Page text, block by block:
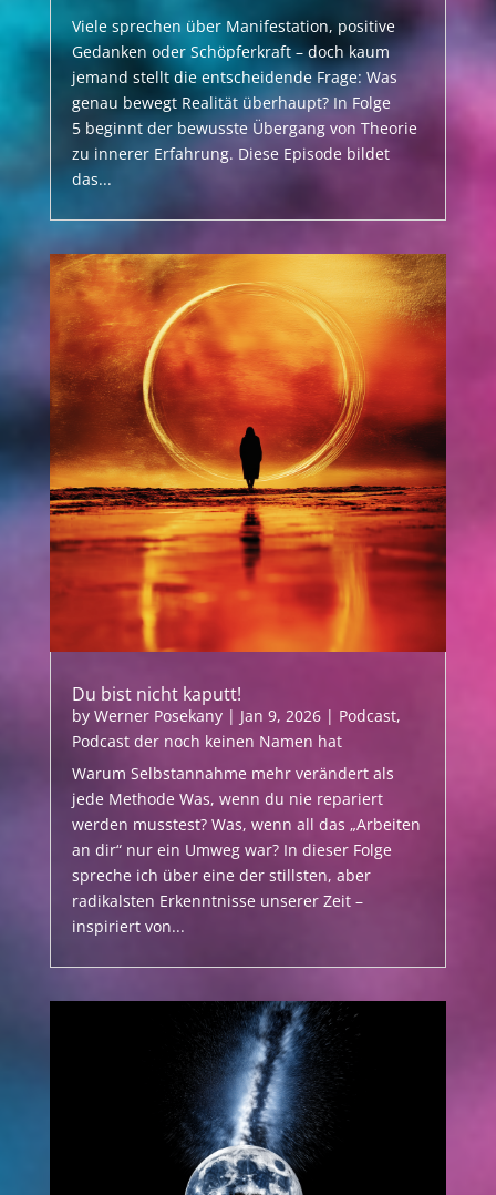
Viele sprechen über Manifestation, positive
Gedanken oder Schöpferkraft – doch kaum
jemand stellt die entscheidende Frage: Was
genau bewegt Realität überhaupt? In Folge
5 beginnt der bewusste Übergang von Theorie
zu innerer Erfahrung. Diese Episode bildet
das...
Du bist nicht kaputt!
by Werner Posekany| Jan 9, 2026| Podcast,
Podcast der noch keinen Namen hat
Warum Selbstannahme mehr verändert als
jede Methode Was, wenn du nie repariert
werden musstest? Was, wenn all das „Arbeiten
an dir“ nur ein Umweg war? In dieser Folge
spreche ich über eine der stillsten, aber
radikalsten Erkenntnisse unserer Zeit –
inspiriert von...